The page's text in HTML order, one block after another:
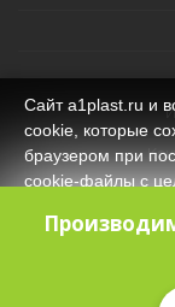
Сайт a1plast.ru и
cookie, которые
браузером при
cookie‑файлы с
корректной
персональных